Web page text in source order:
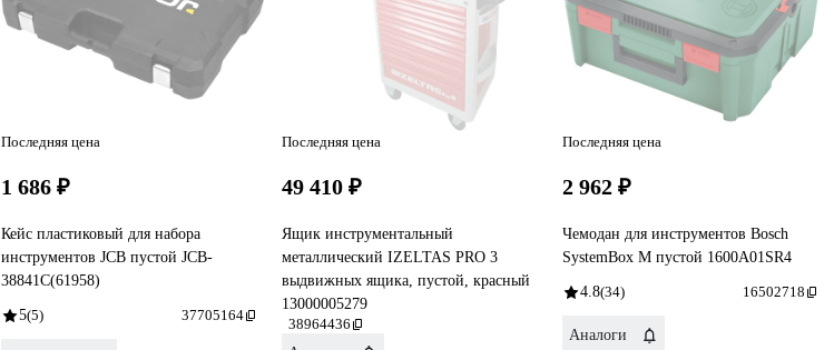
Последняя цена
1 686 ₽
Кейс пластиковый для набора
инструментов JCB пустой JCB-
38841С(61958)
5(5) 37705164
Последняя цена
49 410 ₽
Ящик инструментальный
металлический IZELTAS PRO 3
выдвижных ящика, пустой, красный
13000005279
38964436
Последняя цена
2 962 ₽
Чемодан для инструментов Bosch
SystemBox M пустой 1600A01SR4
4.8(34) 16502718
Аналоги